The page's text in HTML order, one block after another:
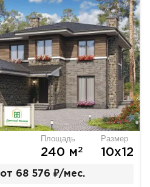
Площадь
240 м2
Размер
10х12
от 68 576 ₽/мес.